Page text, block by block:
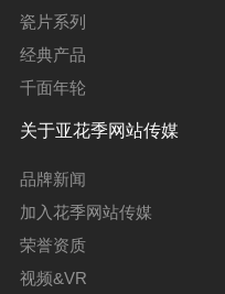
瓷片系列
经典产品
千面年轮
关于亚花季网站传媒
品牌新闻
加入花季网站传媒
荣誉资质
视频&VR